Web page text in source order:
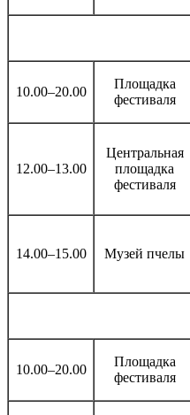
10.00–20.00
Площадка
фестиваля
12.00–13.00
Центральная
площадка
фестиваля
14.00–15.00 Музей пчелы
10.00–20.00
Площадка
фестиваля